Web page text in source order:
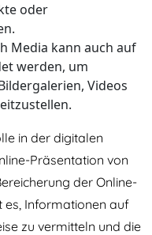
oder
Media kann auch auf
werden, um
Videos
in der digitalen
Präsentation von
der Online-
es, Informationen auf
zu vermitteln und die